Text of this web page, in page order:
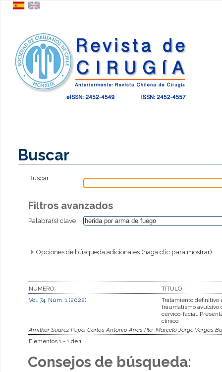
Buscar
Buscar
Filtros avanzados
Palabra(s) clave
Opciones de búsqueda adicionales (haga clic para mostrar)
NÚMERO
TÍTULO
Vol. 74, Núm. 1 (2022)
Tratamiento definitivo
traumatismo avulsivo
cérvico-facial.
clínico
Amilkar Suarez Pupo, Carlos Antonio Arias Pla, Marcelo Jorge Vargas
Elementos 1 - 1 de 1
Consejos de búsqueda: